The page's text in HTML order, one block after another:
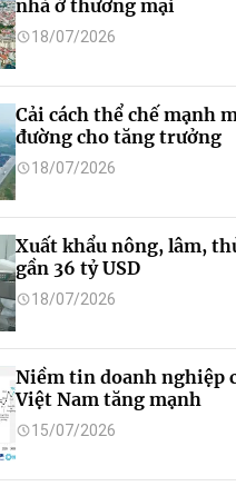
nhà ở thương mại
18/07/2026
Cải cách thể chế mạnh
đường cho tăng trưởng
18/07/2026
Xuất khẩu nông, lâm,
gần 36 tỷ USD
18/07/2026
Niềm tin doanh nghiệp
Việt Nam tăng mạnh
15/07/2026